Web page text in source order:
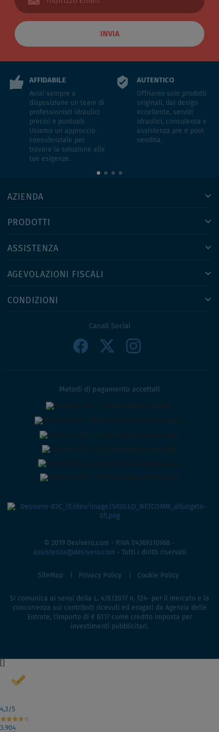
INVIA
AFFIDABILE
Avrai sempre a
disposizione un team di
professionisti idraulici
precisi e puntuali.
Usiamo un approccio
consulenziale per
trovare la soluzione alle
tue esigenze.
AUTENTICO
Offriamo solo prodotti
originali, dal design
eccellente, servizi
idraulici, consulenza e
assistenza pre e post
vendita.
AZIENDA
PRODOTTI
ASSISTENZA
AGEVOLAZIONI FISCALI
CONDIZIONI
Canali Social
Metodi di pagamento accettati
© 2019 Desivero.com - P.IVA 04369310968 -
assistenza@desivero.com - Tutti i diritti riservati
SiteMap Privacy Policy Cookie Policy
Si comunica ai sensi della L. 4/8/2017 n. 124- per il mercato e la
concorrenza sui contributi ricevuti ed erogati da Agenzia delle
Entrate, l'importo di € 6.117 come credito imposta per
investimenti pubblicitari.
4,3 /5
3.904